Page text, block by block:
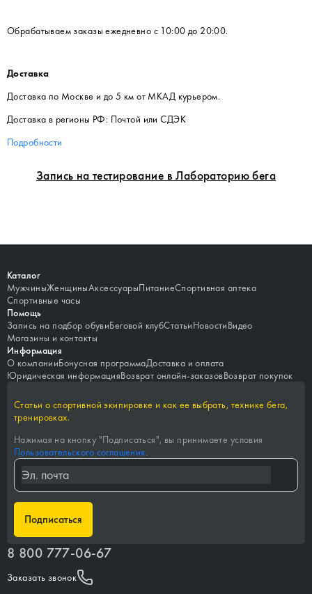
Запись на тестирование в Лабораторию бега
Обрабатываем заказы ежедневно с 10:00 до 20:00.
Доставка
Доставка по Москве и до 5 км от МКАД курьером.
Доставка в регионы РФ: Почтой или СДЭК
Подробности
Каталог
МужчиныЖенщиныАксессуарыПитаниеСпортивная аптека
Спортивные часы
Помощь
Запись на подбор обувиБеговой клубСтатьиНовостиВидео
Магазины и контакты
Информация
О компанииБонусная программаДоставка и оплата
Юридическая информацияВозврат онлайн-заказовВозврат покупок
Статьи о спортивной экипировке и как ее выбрать, технике бега,
тренировках.
Нажимая на кнопку "Подписаться", вы принимаете условия
Пользовательского соглашения.
Подписаться
8 800 777-06-67
Заказать звонок